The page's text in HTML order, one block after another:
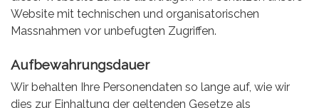
Website mit technischen und organisatorischen
Massnahmen vor unbefugten Zugriffen.
Aufbewahrungsdauer
Wir behalten Ihre Personendaten so lange auf, wie wir
dies zur Einhaltung der geltenden Gesetze als